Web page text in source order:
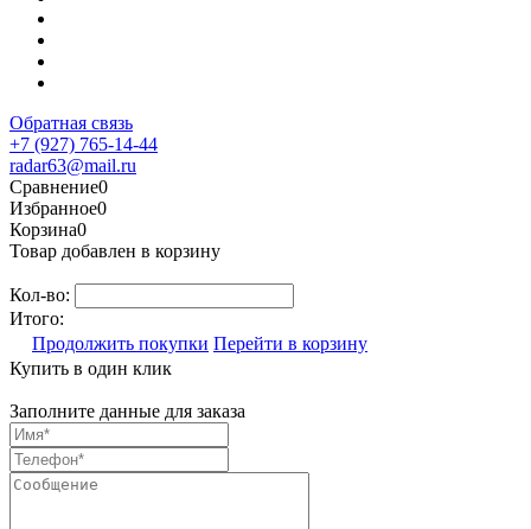
Обратная связь
+7 (927) 765-14-44
radar63@mail.ru
Сравнение0
Избранное0
Корзина0
Товар добавлен в корзину
Кол-во:
Итого:
Продолжить покупки Перейти в корзину
Купить в один клик
Заполните данные для заказа